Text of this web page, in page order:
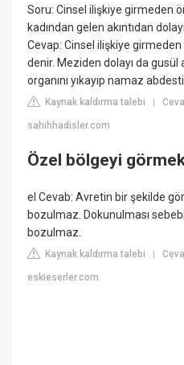
Soru: Cinsel ilişkiye girmeden
kadından gelen akıntıdan
Cevap: Cinsel ilişkiye
denir. Meziden dolayı da gusül
organını yıkayıp namaz
Kaynak kaldırma talebi |
sahihhadisler.com
Özel bölgeyi
el Cevab: Avretin bir şekilde
bozulmaz. Dokunulması
bozulmaz.
Kaynak kaldırma talebi |
eskieserler.com